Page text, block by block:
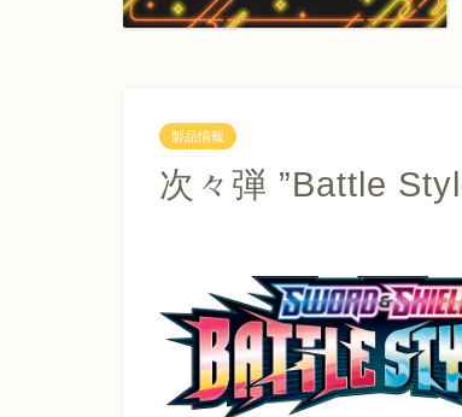
製品情報
次々弾 ”Battle